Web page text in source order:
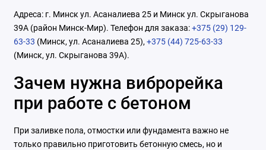
Адреса: г. Минск ул. Асаналиева 25 и Минск ул. Скрыганова
39А (район Минск-Мир). Телефон для заказа:+375 (29) 129-
63-33 (Минск, ул. Асаналиева 25), +375 (44) 725-63-33
(Минск, ул. Скрыганова 39А).
Зачем нужна виброрейка
при работе с бетоном
При заливке пола, отмостки или фундамента важно не
только правильно приготовить бетонную смесь, но и